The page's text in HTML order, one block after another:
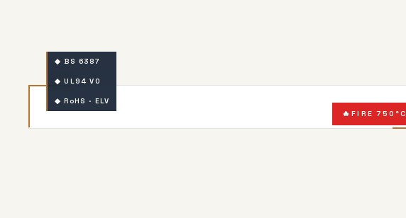
FIRE 750°C
◆ BS 6387
◆ UL94 V0
◆ RoHS · ELV